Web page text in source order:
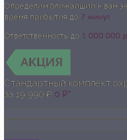
Определим ближайший к вам
время прибытия до 7 минут
Ответственность до 1 000 000
Стандартный комплект
за 19 990 ₽ 0 ₽*